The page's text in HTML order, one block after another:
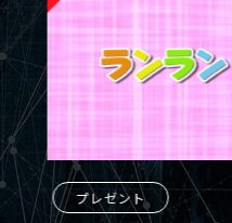
プレゼント